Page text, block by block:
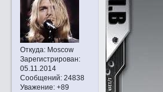
Откуда:Moscow
Зарегистрирован:
05.11.2014
Сообщений:24838
Уважение: +89